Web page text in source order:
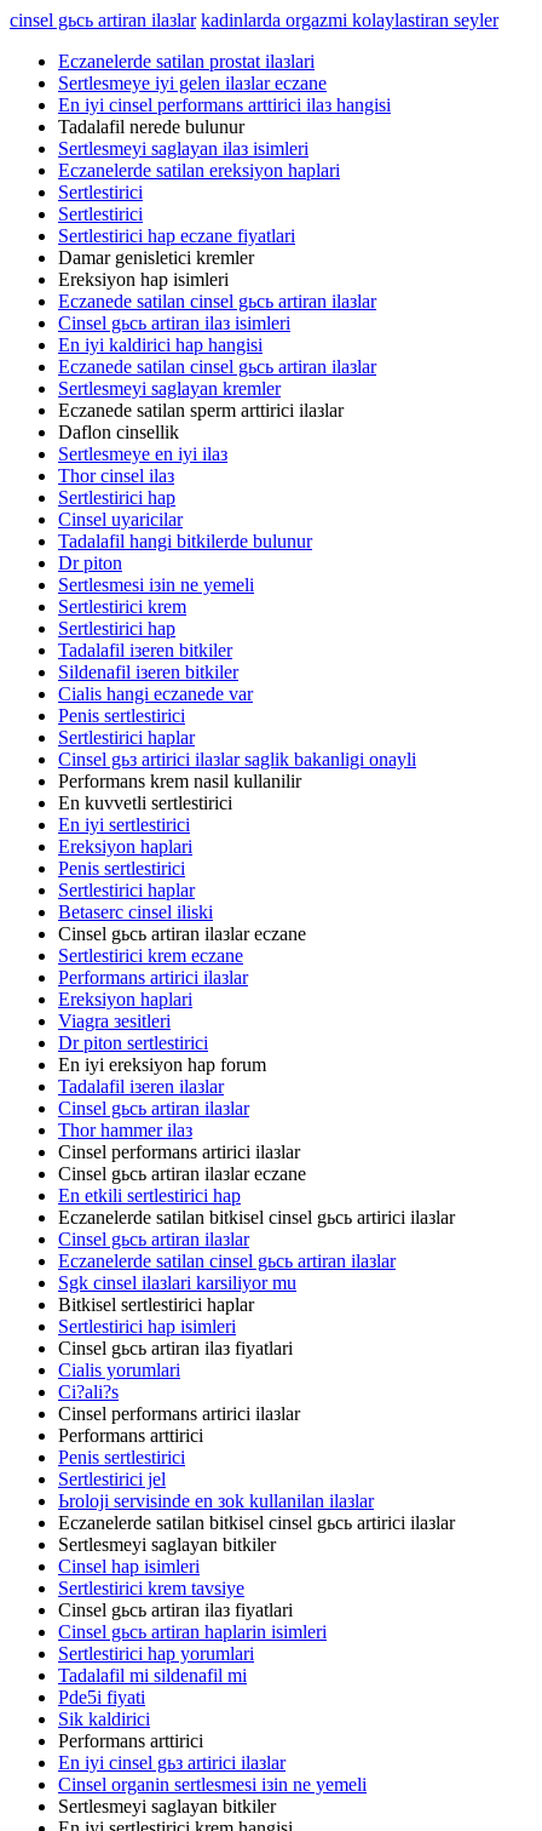
cinsel gьcь artiran ilaзlar kadinlarda orgazmi kolaylastiran seyler
Eczanelerde satilan prostat ilaзlari
Sertlesmeye iyi gelen ilaзlar eczane
En iyi cinsel performans arttirici ilaз hangisi
Tadalafil nerede bulunur
Sertlesmeyi saglayan ilaз isimleri
Eczanelerde satilan ereksiyon haplari
Sertlestirici
Sertlestirici
Sertlestirici hap eczane fiyatlari
Damar genisletici kremler
Ereksiyon hap isimleri
Eczanede satilan cinsel gьcь artiran ilaзlar
Cinsel gьcь artiran ilaз isimleri
En iyi kaldirici hap hangisi
Eczanede satilan cinsel gьcь artiran ilaзlar
Sertlesmeyi saglayan kremler
Eczanede satilan sperm arttirici ilaзlar
Daflon cinsellik
Sertlesmeye en iyi ilaз
Thor cinsel ilaз
Sertlestirici hap
Cinsel uyaricilar
Tadalafil hangi bitkilerde bulunur
Dr piton
Sertlesmesi iзin ne yemeli
Sertlestirici krem
Sertlestirici hap
Tadalafil iзeren bitkiler
Sildenafil iзeren bitkiler
Cialis hangi eczanede var
Penis sertlestirici
Sertlestirici haplar
Cinsel gьз artirici ilaзlar saglik bakanligi onayli
Performans krem nasil kullanilir
En kuvvetli sertlestirici
En iyi sertlestirici
Ereksiyon haplari
Penis sertlestirici
Sertlestirici haplar
Betaserc cinsel iliski
Cinsel gьcь artiran ilaзlar eczane
Sertlestirici krem eczane
Performans artirici ilaзlar
Ereksiyon haplari
Viagra зesitleri
Dr piton sertlestirici
En iyi ereksiyon hap forum
Tadalafil iзeren ilaзlar
Cinsel gьcь artiran ilaзlar
Thor hammer ilaз
Cinsel performans artirici ilaзlar
Cinsel gьcь artiran ilaзlar eczane
En etkili sertlestirici hap
Eczanelerde satilan bitkisel cinsel gьcь artirici ilaзlar
Cinsel gьcь artiran ilaзlar
Eczanelerde satilan cinsel gьcь artiran ilaзlar
Sgk cinsel ilaзlari karsiliyor mu
Bitkisel sertlestirici haplar
Sertlestirici hap isimleri
Cinsel gьcь artiran ilaз fiyatlari
Cialis yorumlari
Ci?ali?s
Cinsel performans artirici ilaзlar
Performans arttirici
Penis sertlestirici
Sertlestirici jel
Ьroloji servisinde en зok kullanilan ilaзlar
Eczanelerde satilan bitkisel cinsel gьcь artirici ilaзlar
Sertlesmeyi saglayan bitkiler
Cinsel hap isimleri
Sertlestirici krem tavsiye
Cinsel gьcь artiran ilaз fiyatlari
Cinsel gьcь artiran haplarin isimleri
Sertlestirici hap yorumlari
Tadalafil mi sildenafil mi
Pde5i fiyati
Sik kaldirici
Performans arttirici
En iyi cinsel gьз artirici ilaзlar
Cinsel organin sertlesmesi iзin ne yemeli
Sertlesmeyi saglayan bitkiler